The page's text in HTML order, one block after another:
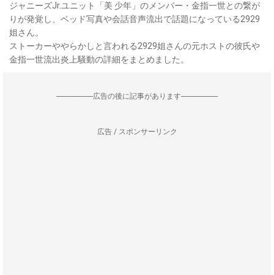
ジャニーズJr.ユニット「美 少年」のメンバー・金指一世との繋が
りが発覚し、ベッド写真や会話音声流出で話題になっている2929
姐さん。
ストーカーややらかしと言われる2929姐さんの元ホストの彼氏や
金指一世流出炎上騒動の詳細をまとめました。
--------------------広告の後に記事があります--------------------
広告 / スポンサーリンク